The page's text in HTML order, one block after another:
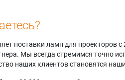
поставки ламп для проекторов
Мы всегда стремимся точно
наших клиентов становятся